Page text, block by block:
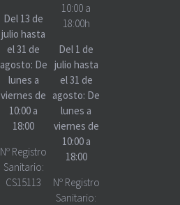
Del 13 de
julio hasta
el 31 de
agosto: De
lunes a
viernes de
10:00 a
18:00
Nº Registro
Sanitario:
CS15113
10:00 a
18:00h
Del 1 de
julio hasta
el 31 de
agosto: De
lunes a
viernes de
10:00 a
18:00
Nº Registro
Sanitario: